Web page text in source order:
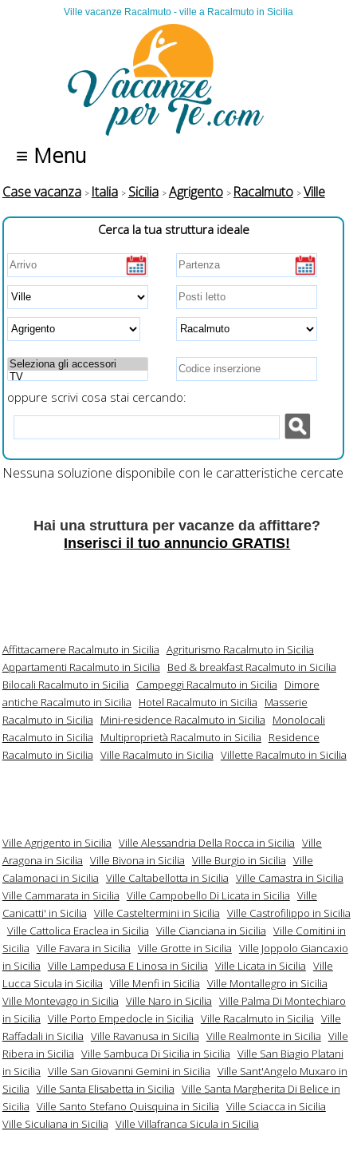
Ville vacanze Racalmuto - ville a Racalmuto in Sicilia
≡ Menu
Case vacanza Italia Sicilia Agrigento Racalmuto Ville
Cerca la tua struttura ideale
oppure scrivi cosa stai cercando:
Nessuna soluzione disponibile con le caratteristiche cercate
Hai una struttura per vacanze da affittare?
Inserisci il tuo annuncio GRATIS!
Affittacamere Racalmuto in Sicilia Agriturismo Racalmuto in Sicilia
Appartamenti Racalmuto in Sicilia
Bed & breakfast Racalmuto in Sicilia
Bilocali Racalmuto in Sicilia
Campeggi Racalmuto in Sicilia
Dimore
antiche Racalmuto in Sicilia
Hotel Racalmuto in Sicilia
Masserie
Racalmuto in Sicilia
Mini-residence Racalmuto in Sicilia
Monolocali
Racalmuto in Sicilia
Multiproprietà Racalmuto in Sicilia
Residence
Racalmuto in Sicilia Ville Racalmuto in Sicilia Villette Racalmuto in Sicilia
Ville Agrigento in Sicilia Ville Alessandria Della Rocca in Sicilia Ville
Aragona in Sicilia Ville Bivona in Sicilia Ville Burgio in Sicilia Ville
Calamonaci in Sicilia Ville Caltabellotta in Sicilia Ville Camastra in Sicilia
Ville Cammarata in Sicilia Ville Campobello Di Licata in Sicilia Ville
Canicatti' in Sicilia Ville Casteltermini in Sicilia Ville Castrofilippo in Sicilia
Ville Cattolica Eraclea in Sicilia Ville Cianciana in Sicilia Ville Comitini in
Sicilia Ville Favara in Sicilia Ville Grotte in Sicilia Ville Joppolo Giancaxio
in Sicilia Ville Lampedusa E Linosa in Sicilia Ville Licata in Sicilia Ville
Lucca Sicula in Sicilia Ville Menfi in Sicilia Ville Montallegro in Sicilia
Ville Montevago in Sicilia Ville Naro in Sicilia Ville Palma Di Montechiaro
in Sicilia Ville Porto Empedocle in Sicilia Ville Racalmuto in Sicilia Ville
Raffadali in Sicilia Ville Ravanusa in Sicilia Ville Realmonte in Sicilia Ville
Ribera in Sicilia Ville Sambuca Di Sicilia in Sicilia Ville San Biagio Platani
in Sicilia Ville San Giovanni Gemini in Sicilia Ville Sant'Angelo Muxaro in
Sicilia Ville Santa Elisabetta in Sicilia Ville Santa Margherita Di Belice in
Sicilia Ville Santo Stefano Quisquina in Sicilia Ville Sciacca in Sicilia
Ville Siculiana in Sicilia Ville Villafranca Sicula in Sicilia